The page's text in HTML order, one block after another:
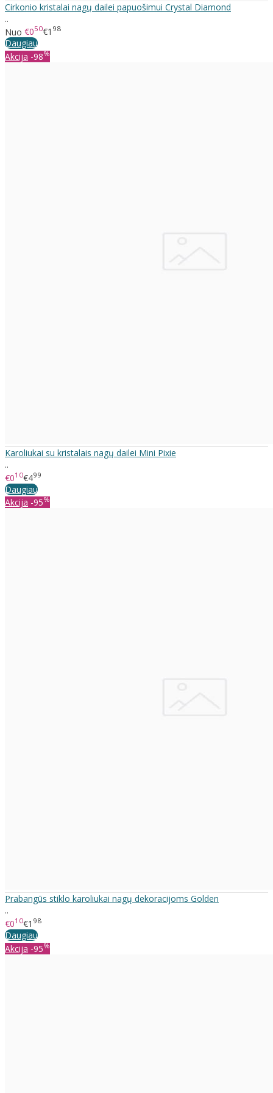
Cirkonio kristalai nagų dailei papuošimui Crystal Diamond
..
Nuo €050€1 98
Daugiau
Akcija -98%
Karoliukai su kristalais nagų dailei Mini Pixie
..
€010€499
Daugiau
Akcija -95%
Prabangūs stiklo karoliukai nagų dekoracijoms Golden
..
€010€1 98
Daugiau
Akcija -95%